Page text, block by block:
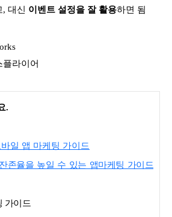
대신 이벤트 설정을 잘 활용하면 됨
라이어
.
일 앱 마케팅 가이드
존율을 높일 수 있는 앱마케팅 가이드
가이드